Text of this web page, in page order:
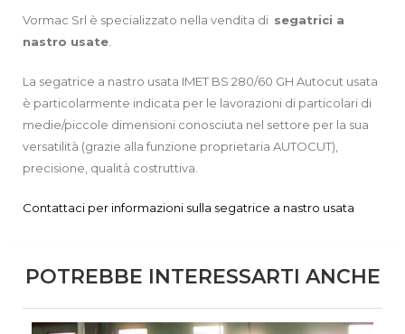
Vormac Srl è specializzato nella vendita di segatrici a
nastro usate
La segatrice a nastro usata IMET BS 280/60 GH Autocut usata
è particolarmente indicata per le lavorazioni di particolari di
medie/piccole dimensioni conosciuta nel settore per la sua
versatilità (grazie alla funzione proprietaria AUTOCUT),
precisione, qualità costruttiva.
Contattaci per informazioni sulla segatrice a nastro usata
POTREBBE INTERESSARTI ANCHE